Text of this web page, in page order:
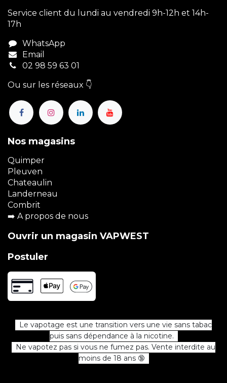
Service client du lundi au vendredi 9h-12h et 14h-
17h
WhatsApp
Email
02 98 59 63 01
Ou sur les réseaux 👇
Nos magasins
Quimper
Pleuven
Chateaulin
Landerneau
Combrit
➡️ A propos de nous
Ouvrir un magasin VAPWEST
Postuler
Le vapotage est une transition vers une vie sans tabac
puis sans dépendance à la nicotine.
Ne vapotez pas si vous ne fumez pas. Vente interdite au
moins de 18 ans 🔞